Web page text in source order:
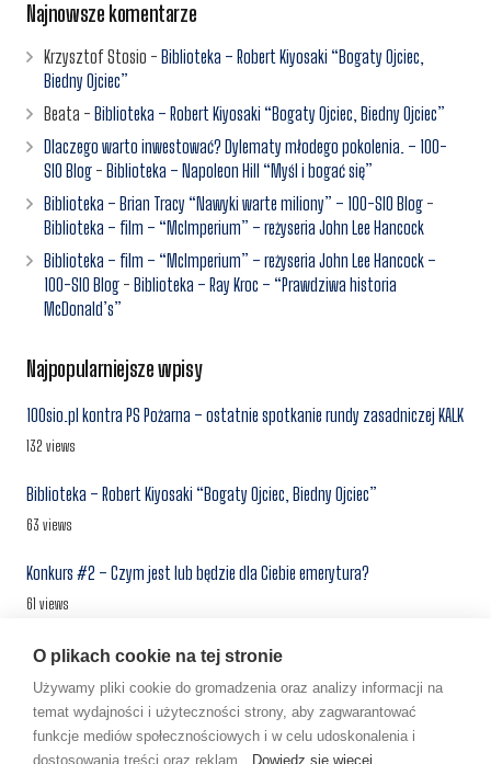
Najnowsze komentarze
Krzysztof Stosio - Biblioteka – Robert Kiyosaki “Bogaty Ojciec,
Biedny Ojciec”
Beata - Biblioteka – Robert Kiyosaki “Bogaty Ojciec, Biedny Ojciec”
Dlaczego warto inwestować? Dylematy młodego pokolenia. – 100-
SIO Blog - Biblioteka – Napoleon Hill “Myśl i bogać się”
Biblioteka – Brian Tracy “Nawyki warte miliony” – 100-SIO Blog -
Biblioteka – film – “McImperium” – reżyseria John Lee Hancock
Biblioteka – film – “McImperium” – reżyseria John Lee Hancock –
100-SIO Blog - Biblioteka – Ray Kroc – “Prawdziwa historia
McDonald’s”
Najpopularniejsze wpisy
100sio.pl kontra PS Pożarna – ostatnie spotkanie rundy zasadniczej KALK
132 views
Biblioteka – Robert Kiyosaki “Bogaty Ojciec, Biedny Ojciec”
63 views
Konkurs #2 – Czym jest lub będzie dla Ciebie emerytura?
61 views
“100-SIO” Apartamenty – kolejne inwestycje – ciąg dalszy
55 views
Centrum Inwestora #1 – najem prywatny, a najem w ramach
O plikach cookie na tej stronie
Używamy pliki cookie do gromadzenia oraz analizy informacji na
temat wydajności i użyteczności strony, aby zagwarantować
funkcje mediów społecznościowych i w celu udoskonalenia i
dostosowania treści oraz reklam.
Dowiedz się więcej